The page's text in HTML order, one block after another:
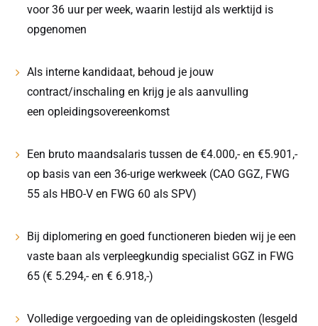
voor 36 uur per week, waarin lestijd als werktijd is
opgenomen
Als interne kandidaat, behoud je jouw
contract/inschaling en krijg je als aanvulling
een opleidingsovereenkomst
Een bruto maandsalaris tussen de €4.000,- en €5.901,-
op basis van een 36-urige werkweek (CAO GGZ, FWG
55 als HBO-V en FWG 60 als SPV)
Bij diplomering en goed functioneren bieden wij je een
vaste baan als verpleegkundig specialist GGZ in FWG
65 (€ 5.294,- en € 6.918,-)
Volledige vergoeding van de opleidingskosten (lesgeld